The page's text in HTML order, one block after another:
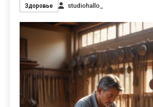
Здоровье studiohallo_